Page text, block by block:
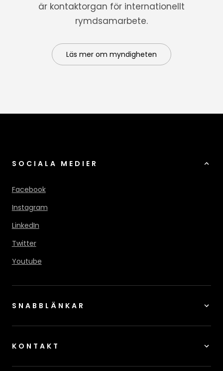
är kontaktorgan för internationellt
rymdsamarbete.
Läs mer om myndigheten
SOCIALA MEDIER
Facebook
Instagram
LinkedIn
Twitter
Youtube
SNABBLÄNKAR
KONTAKT